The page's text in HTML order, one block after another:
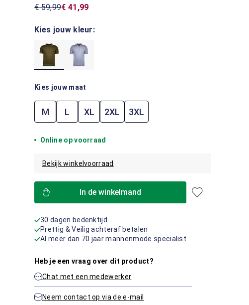
€ 59,99€ 41,99
Kies jouw kleur:
Kies jouw maat
M L XL 2XL 3XL
Online op voorraad
Bekijk winkelvoorraad
In de winkelmand
30 dagen bedenktijd
Prettig & Veilig achteraf betalen
Al meer dan 70 jaar mannenmode specialist
Heb je een vraag over dit product?
Chat met een medewerker
Neem contact op via de e-mail